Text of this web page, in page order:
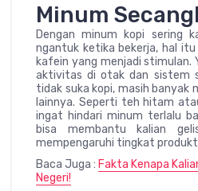
Minum
Dengan minum kopi sering
ngantuk ketika bekerja, hal itu
kafein yang menjadi stimulan.
aktivitas di otak dan sistem
tidak suka kopi, masih banyak
lainnya. Seperti teh hitam
ingat hindari minum terlalu
bisa membantu kalian
mempengaruhi tingkat
Baca Juga : Fakta Kenapa
Negeri!